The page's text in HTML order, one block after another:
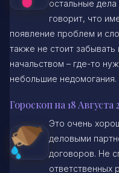
остальные
говорит, что
появление проблем и
также не стоит
начальством – где-то
небольшие недомогания.
Гороскоп на 18 Августа
Это очень
деловыми
договоров. Не
ответственных